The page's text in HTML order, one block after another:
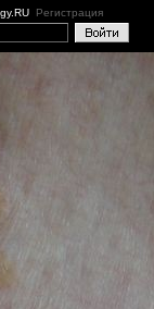
Регистрация